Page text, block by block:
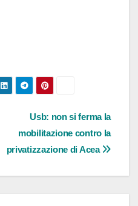
Usb: non si ferma la
mobilitazione contro la
privatizzazione di Acea